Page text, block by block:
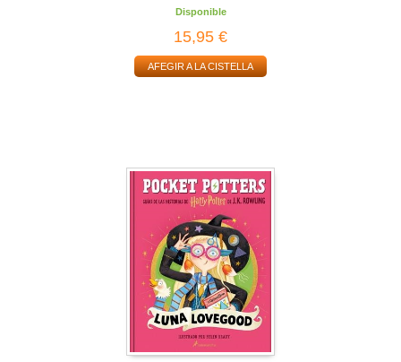
Disponible
15,95 €
AFEGIR A LA CISTELLA